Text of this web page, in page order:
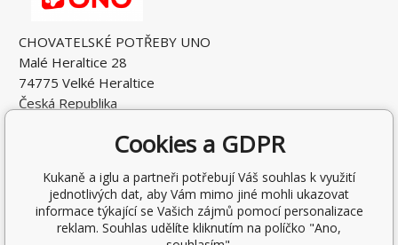
CHOVATELSKÉ POTŘEBY UNO
Malé Heraltice 28
74775 Velké Heraltice
Česká Republika
DIČ: CZ7405265549Cookies a GDPR
Kukaně a iglu a partneři potřebují Váš souhlas k využití
jednotlivých dat, aby Vám mimo jiné mohli ukazovat
informace týkající se Vašich zájmů pomocí personalizace
reklam. Souhlas udělíte kliknutím na políčko "Ano,